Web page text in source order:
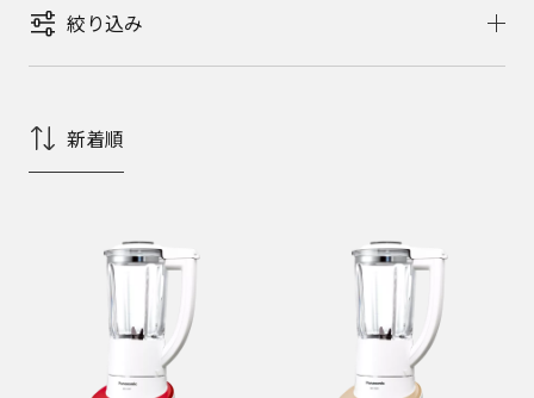
絞り込み
新着順